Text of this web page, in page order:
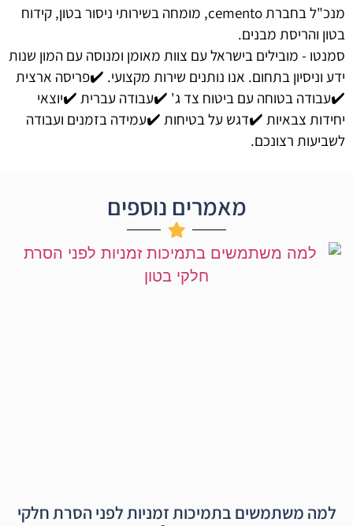
מנכ"ל בחברת cemento, מומחה בשירותי ניסור בטון, קידוח
והריסת מבנים.
- מובילים בישראל עם צוות מאומן ומנוסה עם המון שנות
וניסיון בתחום. אנו נותנים שירות מקצועי. ✔️פריסה ארצית
בטוחה עם ביטוח צד ג' ✔️עבודה עברית ✔️יוצאי
צבאיות ✔️דגש על בטיחות ✔️עמידה בזמנים ועבודה
רצונכם.
מאמרים נוספים
משתמשים בתמיכות זמניות לפני הסרת חלקי